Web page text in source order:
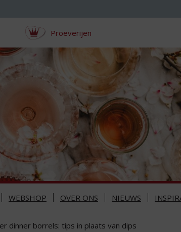
Proeverijen
WEBSHOP OVER ONS NIEUWS
dinner borrels: tips in plaats van dips